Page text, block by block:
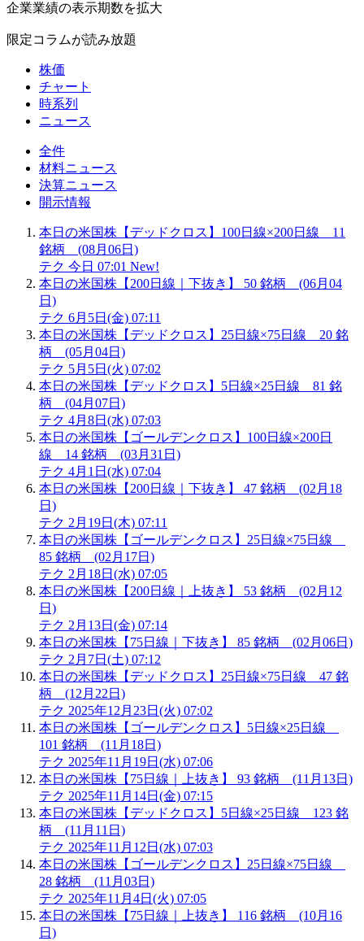
企業業績の表示期数を拡大
限定コラムが読み放題
株価
チャート
時系列
ニュース
全件
材料ニュース
決算ニュース
開示情報
本日の米国株【デッドクロス】100日線×200日線 11
銘柄 (08月06日)
テク 今日 07:01 New!
本日の米国株【200日線｜下抜き】 50 銘柄 (06月04
日)
テク 6月5日(金) 07:11
本日の米国株【デッドクロス】25日線×75日線 20 銘
柄 (05月04日)
テク 5月5日(火) 07:02
本日の米国株【デッドクロス】5日線×25日線 81 銘
柄 (04月07日)
テク 4月8日(水) 07:03
本日の米国株【ゴールデンクロス】100日線×200日
線 14 銘柄 (03月31日)
テク 4月1日(水) 07:04
本日の米国株【200日線｜下抜き】 47 銘柄 (02月18
日)
テク 2月19日(木) 07:11
本日の米国株【ゴールデンクロス】25日線×75日線
85 銘柄 (02月17日)
テク 2月18日(水) 07:05
本日の米国株【200日線｜上抜き】 53 銘柄 (02月12
日)
テク 2月13日(金) 07:14
本日の米国株【75日線｜下抜き】 85 銘柄 (02月06日)
テク 2月7日(土) 07:12
本日の米国株【デッドクロス】25日線×75日線 47 銘
柄 (12月22日)
テク 2025年12月23日(火) 07:02
本日の米国株【ゴールデンクロス】5日線×25日線
101 銘柄 (11月18日)
テク 2025年11月19日(水) 07:06
本日の米国株【75日線｜上抜き】 93 銘柄 (11月13日)
テク 2025年11月14日(金) 07:15
本日の米国株【デッドクロス】5日線×25日線 123 銘
柄 (11月11日)
テク 2025年11月12日(水) 07:03
本日の米国株【ゴールデンクロス】25日線×75日線
28 銘柄 (11月03日)
テク 2025年11月4日(火) 07:05
本日の米国株【75日線｜上抜き】 116 銘柄 (10月16
日)